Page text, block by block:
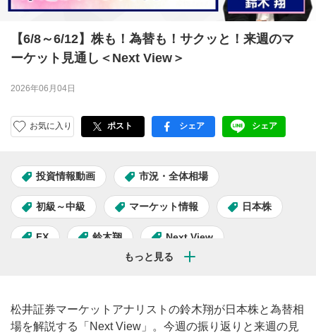
【6/8～6/12】株も！為替も！サクッと！来週のマ
ーケット見通し＜Next View＞
2026年06月04日
お気に入り ポスト facebook
シェア LINE
シェア
投資情報動画 市況・全体相場
初級～中級 マーケット情報 日本株
FX 鈴木翔 Next View
松井証券マーケットアナリストの鈴木翔が日本株と為替相
場を解説する「Next View」。今週の振り返りと来週の見